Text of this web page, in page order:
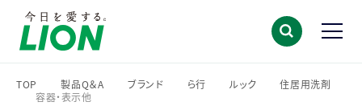
TOP
>
製品Q＆A
ブランド
ら行
ルック
住居用洗剤
容器・表示他